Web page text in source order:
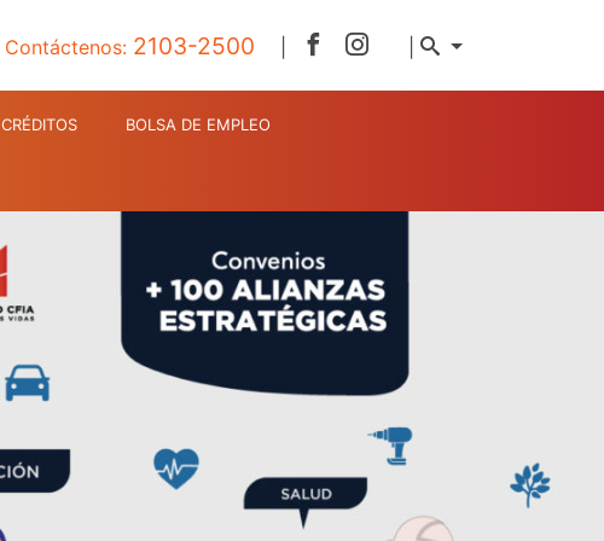
Contáctenos: 2103-2500 |
CRÉDITOS BOLSA DE EMPLEO